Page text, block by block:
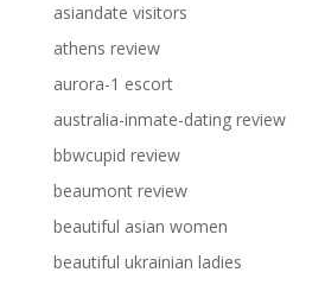
asiandate visitors
athens review
aurora-1 escort
australia-inmate-dating review
bbwcupid review
beaumont review
beautiful asian women
beautiful ukrainian ladies